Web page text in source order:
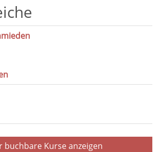
buchbareKurse anzeigen